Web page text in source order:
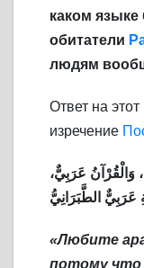
каком языке
обитатели
людям
Ответ на
изречение
وَالْقُرْآنُ عَرَبِيٌّ،
عَرَبِيٌّ الطَّبَرَانِيُّ
«Любите
потому что